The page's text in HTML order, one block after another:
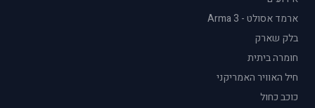
ארמד אסולט - Arma 3
בלק שארק
חומרה ביתית
חיל האוויר האמריקני
כוכב כחול